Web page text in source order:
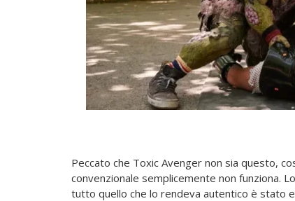
Peccato che Toxic Avenger non sia questo,
convenzionale semplicemente non funziona.
tutto quello che lo rendeva autentico è stato